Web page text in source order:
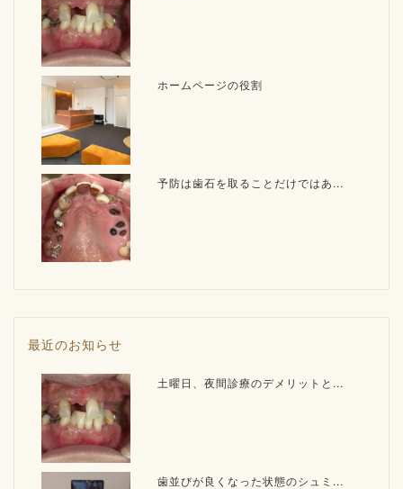
ホームページの役割
予防は歯石を取ることだけではあ...
最近のお知らせ
土曜日、夜間診療のデメリットと...
歯並びが良くなった状態のシュミ...